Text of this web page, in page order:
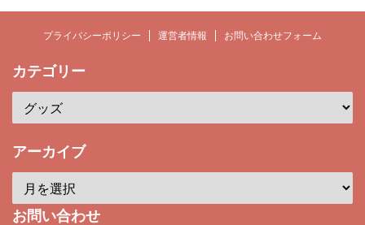
プライバシーポリシー 運営者情報 お問い合わせフォーム
カテゴリー
アーカイブ
お問い合わせ